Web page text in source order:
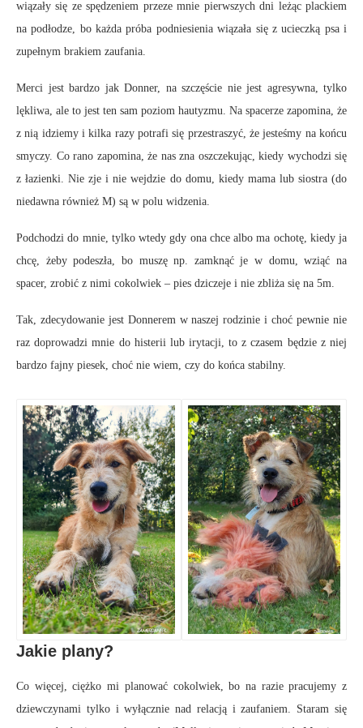
wiązały się ze spędzeniem przeze mnie pierwszych dni leżąc plackiem
na podłodze, bo każda próba podniesienia wiązała się z ucieczką psa i
zupełnym brakiem zaufania.
Merci jest bardzo jak Donner, na szczęście nie jest agresywna, tylko
lękliwa, ale to jest ten sam poziom hautyzmu. Na spacerze zapomina, że
z nią idziemy i kilka razy potrafi się przestraszyć, że jesteśmy na końcu
smyczy. Co rano zapomina, że nas zna oszczekując, kiedy wychodzi się
z łazienki. Nie zje i nie wejdzie do domu, kiedy mama lub siostra (do
niedawna również M) są w polu widzenia.
Podchodzi do mnie, tylko wtedy gdy ona chce albo ma ochotę, kiedy ja
chcę, żeby podeszła, bo muszę np. zamknąć je w domu, wziąć na
spacer, zrobić z nimi cokolwiek – pies dziczeje i nie zbliża się na 5m.
Tak, zdecydowanie jest Donnerem w naszej rodzinie i choć pewnie nie
raz doprowadzi mnie do histerii lub irytacji, to z czasem będzie z niej
bardzo fajny piesek, choć nie wiem, czy do końca stabilny.
Jakie plany?
Co więcej, ciężko mi planować cokolwiek, bo na razie pracujemy z
dziewczynami tylko i wyłącznie nad relacją i zaufaniem. Staram się